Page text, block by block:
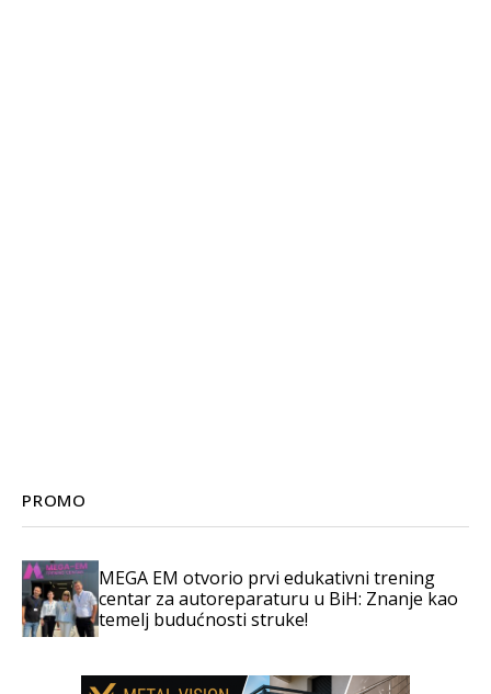
PROMO
MEGA EM otvorio prvi edukativni trening
centar za autoreparaturu u BiH: Znanje kao
temelj budućnosti struke!